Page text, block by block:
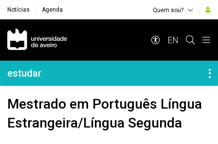
Notícias Agenda Quem sou?
Navegação Principal
EN
Navegação Lateral
estudar
Mestrado em Português Língua
Estrangeira/Língua Segunda